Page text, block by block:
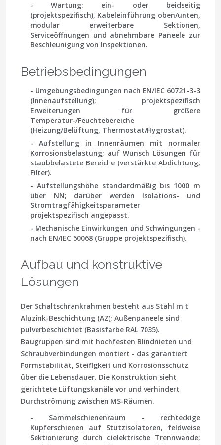
- Wartung: ein- oder beidseitig
(projektspezifisch), Kabeleinführung oben/unten,
modular erweiterbare Sektionen,
Serviceöffnungen und abnehmbare Paneele zur
Beschleunigung von Inspektionen.
Betriebsbedingungen
- Umgebungsbedingungen nach EN/IEC 60721-3-3
(Innenaufstellung); projektspezifisch
Erweiterungen für größere
Temperatur-/Feuchtebereiche
(Heizung/Belüftung, Thermostat/Hygrostat).
- Aufstellung in Innenräumen mit normaler
Korrosionsbelastung; auf Wunsch Lösungen für
staubbelastete Bereiche (verstärkte Abdichtung,
Filter).
- Aufstellungshöhe standardmäßig bis 1000 m
über NN; darüber werden Isolations- und
Stromtragfähigkeitsparameter
projektspezifisch angepasst.
- Mechanische Einwirkungen und Schwingungen -
nach EN/IEC 60068(Gruppe projektspezifisch).
Aufbau und konstruktive
Lösungen
Der Schaltschrankrahmen besteht aus Stahl mit
Aluzink-Beschichtung (AZ); Außenpaneele sind
pulverbeschichtet (Basisfarbe RAL 7035).
Baugruppen sind mit hochfesten Blindnieten und
Schraubverbindungen montiert - das garantiert
Formstabilität, Steifigkeit und Korrosionsschutz
über die Lebensdauer. Die Konstruktion sieht
gerichtete Lüftungskanäle vor und verhindert
Durchströmung zwischen MS-Räumen.
- Sammelschienenraum - rechteckige
Kupferschienen auf Stützisolatoren, feldweise
Sektionierung durch dielektrische Trennwände;